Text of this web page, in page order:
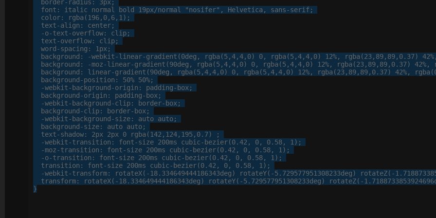
Transforms
border-radius : 3px;
font : italic normal bold 19px/normal "nosifer" , Helvetica , sans-serif;
color: rgba (196, 0, 6, 1 );
text-align : center;
-o-text-overflow: clip;
text-overflow: clip;
word-spacing : 1px;
background : -webkit-linear-gradient (0deg, rgba (5,4,4, 0) 0, rgba (5,4,4, 0) 12%, rgba (23, 89, 89, 0. 37) 42%
background : -moz-linear-gradient (90deg, rgba (5,4,4, 0) 0, rgba (5,4,4, 0) 12%, rgba (23, 89, 89, 0. 37) 42%,
background : linear-gradient (90deg, rgba (5,4,4, 0) 0, rgba (5,4,4, 0) 12%, rgba (23, 89, 89, 0. 37) 42%, rgba (
background-position : 50% 50%;
-webkit- background-origin : padding-box;
background-origin : padding-box;
-webkit- background-clip: border-box;
background-clip: border-box;
-webkit- background-size: auto auto;
background-size: auto auto;
text-shadow: 2px 2px 0 rgba(142 , 124, 195, 0. 7) ;
-webkit-transition : font-size 200ms cubic-bezier(0.42 , 0, 0. 58, 1 );
-moz-transition : font-size 200ms cubic-bezier(0.42 , 0, 0. 58, 1 );
-o-transition : font-size 200ms cubic-bezier(0.42 , 0, 0. 58, 1 );
transition : font-size 200ms cubic-bezier(0.42 , 0, 0. 58, 1 );
-webkit-transform: rotateX(-18. 334649444186343deg) rotateY(-5. 729577951308233deg) rotateZ(-1 .
transform: rotateX(-18. 334649444186343deg) rotateY(-5. 729577951308233deg) rotateZ(-1 . 7188733853924696
}